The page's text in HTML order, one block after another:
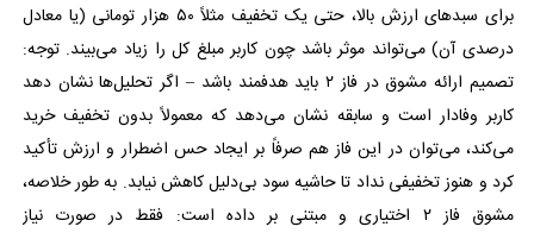
برای سبدهای ارزش بالا، حتی یک تخفیف مثلاً ۵۰ هزار تومانی (یا معادل
درصدی آن) می‌تواند موثر باشد چون کاربر مبلغ کل را زیاد می‌بیند. توجه:
تصمیم ارائه مشوق در فاز ۲ باید هدفمند باشد – اگر تحلیل‌ها نشان دهد
کاربر وفادار است و سابقه نشان می‌دهد که معمولاً بدون تخفیف خرید
می‌کند، می‌توان در این فاز هم صرفاً بر ایجاد حس اضطرار و ارزش تأکید
کرد و هنوز تخفیفی نداد تا حاشیه سود بی‌دلیل کاهش نیابد. به طور خلاصه،
مشوق فاز ۲ اختیاری و مبتنی بر داده است: فقط در صورت نیاز